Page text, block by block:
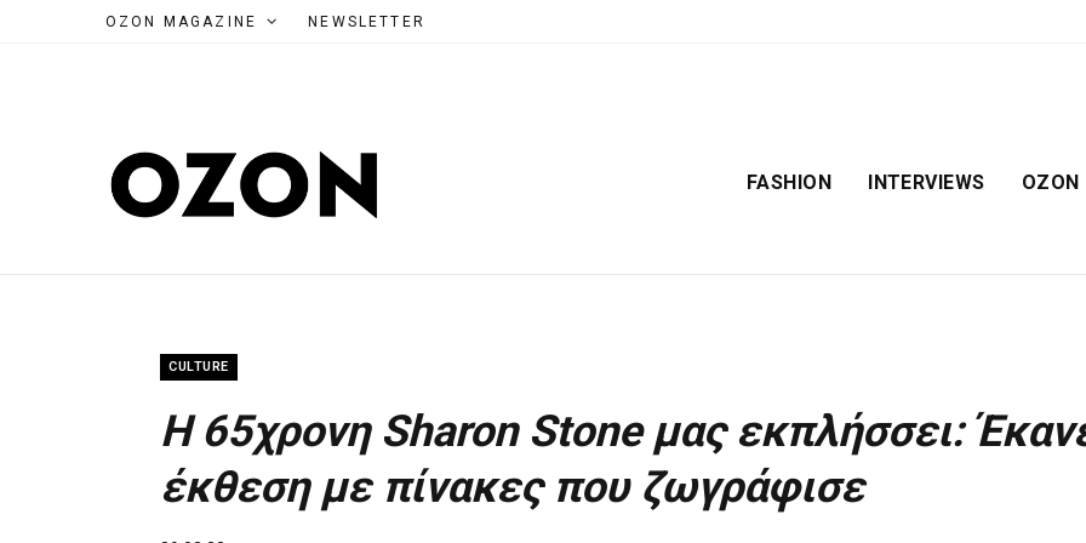
OZON MAGAZINE NEWSLETTER
FASHION INTERVIEWS OZON
CULTURE
H 65χρονη Sharon Stone μας εκπλήσσει:
έκθεση με πίνακες που ζωγράφισε